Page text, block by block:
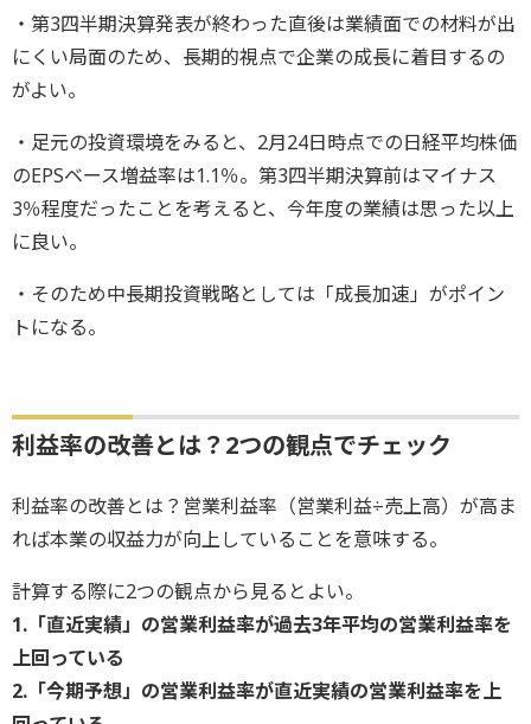
・第3四半期決算発表が終わった直後は業績面での材料が出
にくい局面のため、長期的視点で企業の成長に着目するの
がよい。
・足元の投資環境をみると、2月24日時点での日経平均株価
のEPSベース増益率は1.1％。第3四半期決算前はマイナス
3％程度だったことを考えると、今年度の業績は思った以上
に良い。
・そのため中長期投資戦略としては「成長加速」がポイン
トになる。
利益率の改善とは？2つの観点でチェック
利益率の改善とは？営業利益率（営業利益÷売上高）が高ま
れば本業の収益力が向上していることを意味する。
計算する際に2つの観点から見るとよい。
1.「直近実績」の営業利益率が過去3年平均の営業利益率を
上回っている
2.「今期予想」の営業利益率が直近実績の営業利益率を上